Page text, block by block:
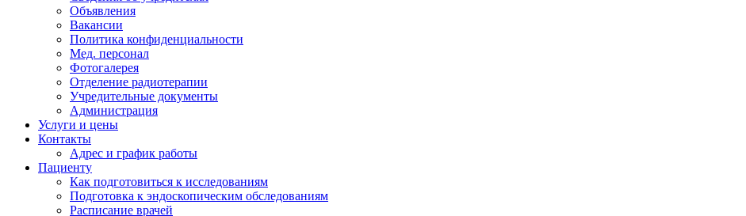
Объявления
Вакансии
Политика конфиденциальности
Мед. персонал
Фотогалерея
Отделение радиотерапии
Учредительные документы
Администрация
Услуги и цены
Контакты
Адрес и график работы
Пациенту
Как подготовиться к исследованиям
Подготовка к эндоскопическим обследованиям
Расписание врачей